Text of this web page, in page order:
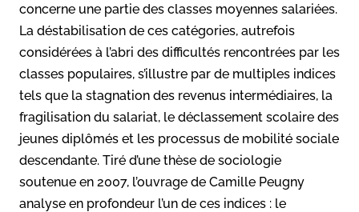
concerne une partie des classes moyennes salariées.
La déstabilisation de ces catégories, autrefois
considérées à l’abri des difficultés rencontrées par les
classes populaires, s’illustre par de multiples indices
tels que la stagnation des revenus intermédiaires, la
fragilisation du salariat, le déclassement scolaire des
jeunes diplômés et les processus de mobilité sociale
descendante. Tiré d’une thèse de sociologie
soutenue en 2007, l’ouvrage de Camille Peugny
analyse en profondeur l’un de ces indices : le